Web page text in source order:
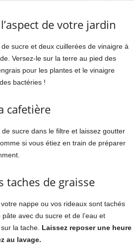
de votre jardin
sucre et deux cuillerées de vinaigre à
Versez-le sur la terre au pied des
pour les plantes et le vinaigre
bactéries !
cafetière
sucre dans le filtre et laissez goutter
si vous étiez en train de préparer
taches de graisse
nappe ou vos rideaux sont tachés
avec du sucre et de l’eau et
la tache. Laissez reposer une heure
au lavage.